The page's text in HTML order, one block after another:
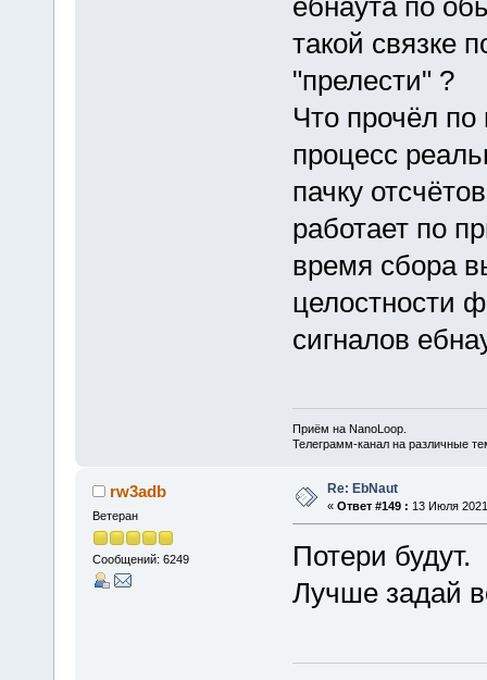
такой связке
"прелести" ?
Что прочёл
процесс
пачку
работает по
время сбора
целостности
сигналов
Приём на NanoLoop.
Телеграмм-канал на различные
rw3adb
Ветеран
Сообщений: 6249
Re: EbNaut
« Ответ #149 : 13 Июля
Потери будут.
Лучше задай